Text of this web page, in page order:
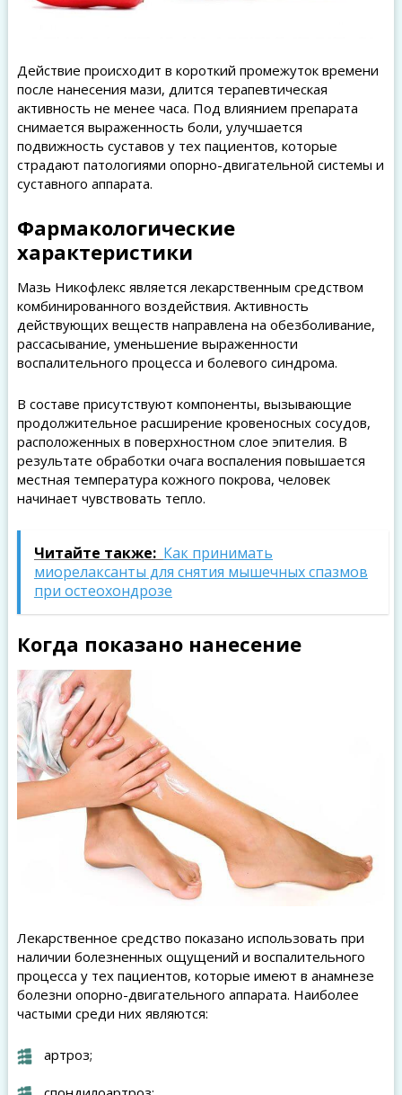
Действие происходит в короткий промежуток времени
после нанесения мази, длится терапевтическая
активность не менее часа. Под влиянием препарата
снимается выраженность боли, улучшается
подвижность суставов у тех пациентов, которые
страдают патологиями опорно-двигательной системы и
суставного аппарата.
Фармакологические
характеристики
Мазь Никофлекс является лекарственным средством
комбинированного воздействия. Активность
действующих веществ направлена на обезболивание,
рассасывание, уменьшение выраженности
воспалительного процесса и болевого синдрома.
В составе присутствуют компоненты, вызывающие
продолжительное расширение кровеносных сосудов,
расположенных в поверхностном слое эпителия. В
результате обработки очага воспаления повышается
местная температура кожного покрова, человек
начинает чувствовать тепло.
Читайте также: Как принимать
миорелаксанты для снятия мышечных спазмов
при остеохондрозе
Когда показано нанесение
Лекарственное средство показано использовать при
наличии болезненных ощущений и воспалительного
процесса у тех пациентов, которые имеют в анамнезе
болезни опорно-двигательного аппарата. Наиболее
частыми среди них являются:
артроз;